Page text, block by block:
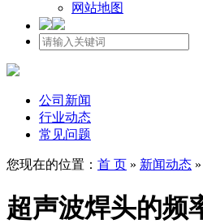
网站地图
公司新闻
行业动态
常见问题
您现在的位置： 首 页 » 新闻动态 »
超声波焊头的频